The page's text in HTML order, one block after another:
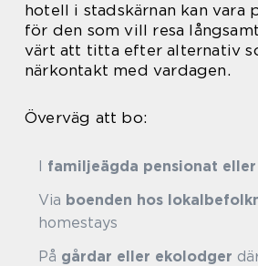
hotell i stadskärnan kan vara
för den som vill resa
värt att titta efter alternativ
närkontakt med vardagen.
Överväg att bo:
I familjeägda pensionat eller
Via boenden hos
homestays
På gårdar eller ekolodger